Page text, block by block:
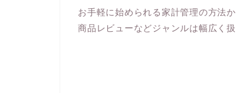
お手軽に始められる家計管理の方法
商品レビューなどジャンルは幅広く扱